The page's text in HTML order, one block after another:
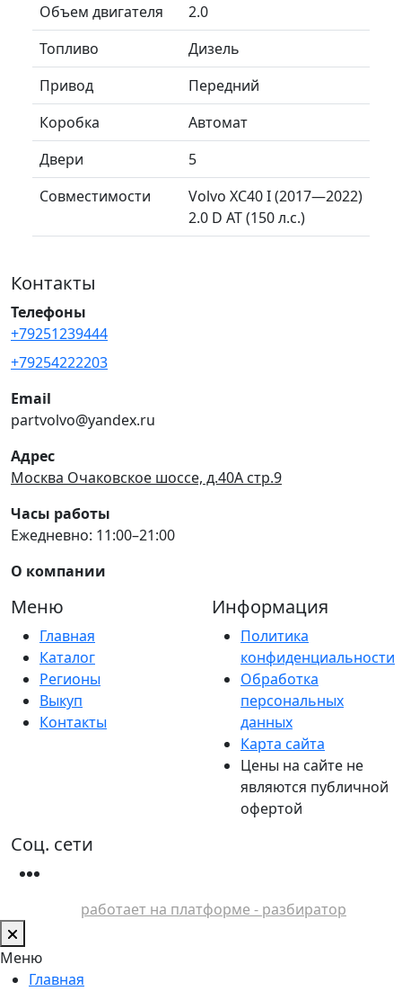
Объем двигателя
2.0
Топливо
Дизель
Привод
Передний
Коробка
Автомат
Двери
5
Совместимости
Volvo XC40 I (2017—2022)
2.0 D AT (150 л.с.)
Контакты
Телефоны
+79251239444
+79254222203
Email
partvolvo@yandex.ru
Адрес
Москва Очаковское шоссе, д.40А стр.9
Часы работы
Ежедневно: 11:00–21:00
О компании
Меню
Главная
Каталог
Регионы
Выкуп
Контакты
Информация
Политика
конфиденциальности
Обработка
персональных
данных
Карта сайта
Цены на сайте не
являются публичной
офертой
Соц. сети
работает на платформе - разбиратор
Меню
Главная